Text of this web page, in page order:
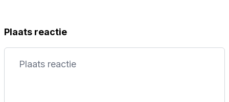
Plaats reactie